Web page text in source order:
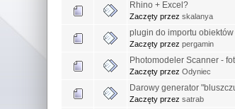
Rhino + Excel?
Zaczęty przezskalanya
plugin do importu
Zaczęty przezpergamin
Photomodeler Scanner -
Zaczęty przezOdyniec
Darowy generator
Zaczęty przezsatrab